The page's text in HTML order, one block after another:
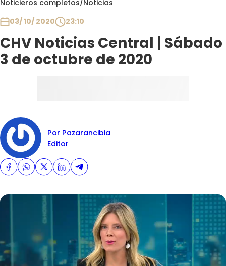
Noticieros completos/Noticias
03/ 10/ 2020
23:10
CHV Noticias Central | Sábado
3 de octubre de 2020
Por Pazarancibia
Editor
Club De La Comedia
Contigo en Directo
Plan Perfecto
El Tiempo
Sabingo